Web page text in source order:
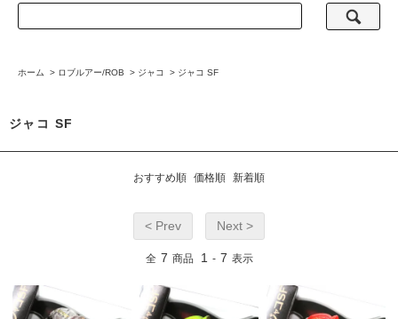
ホーム > ロブルアー/ROB > ジャコ > ジャコ SF
ジャコ SF
おすすめ順 価格順 新着順
< Prev Next >
全 7 商品 1 - 7 表示